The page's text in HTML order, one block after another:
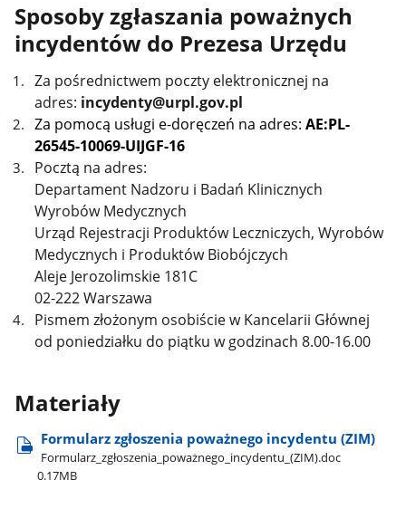
Sposoby zgłaszania poważnych
incydentów do Prezesa Urzędu
Za pośrednictwem poczty elektronicznej na
adres: incydenty@urpl.gov.pl
Za pomocą usługi e-doręczeń na adres:AE:PL-
26545-10069-UIJGF-16
Pocztą na adres:
Departament Nadzoru i Badań Klinicznych
Wyrobów Medycznych
Urząd Rejestracji Produktów Leczniczych, Wyrobów
Medycznych i Produktów Biobójczych
Aleje Jerozolimskie 181C
02-222 Warszawa
Pismem złożonym osobiście w Kancelarii Głównej
od poniedziałku do piątku w godzinach 8.00-16.00
Materiały
Formularz zgłoszenia poważnego incydentu (ZIM)
Formularz​_zgłoszenia​_poważnego​_incydentu​_(ZIM).doc
0.17MB